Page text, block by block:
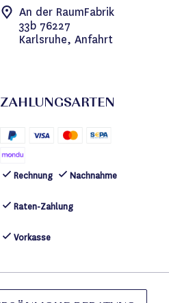
An der RaumFabrik
33b 76227
Karlsruhe, Anfahrt
ZAHLUNGSARTEN
Rechnung Nachnahme
Raten-Zahlung
Vorkasse